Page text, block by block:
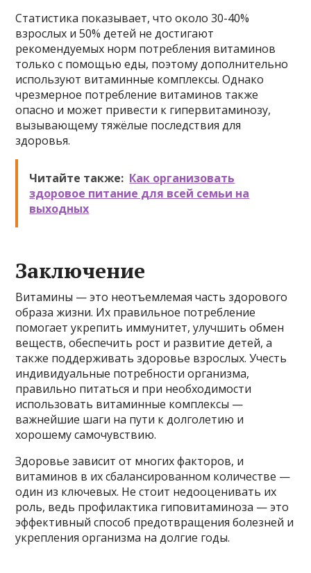
Статистика показывает, что около 30-40%
взрослых и 50% детей не достигают
рекомендуемых норм потребления витаминов
только с помощью еды, поэтому дополнительно
используют витаминные комплексы. Однако
чрезмерное потребление витаминов также
опасно и может привести к гипервитаминозу,
вызывающему тяжёлые последствия для
здоровья.
Читайте также: Как организовать
здоровое питание для всей семьи на
выходных
Заключение
Витамины — это неотъемлемая часть здорового
образа жизни. Их правильное потребление
помогает укрепить иммунитет, улучшить обмен
веществ, обеспечить рост и развитие детей, а
также поддерживать здоровье взрослых. Учесть
индивидуальные потребности организма,
правильно питаться и при необходимости
использовать витаминные комплексы —
важнейшие шаги на пути к долголетию и
хорошему самочувствию.
Здоровье зависит от многих факторов, и
витаминов в их сбалансированном количестве —
один из ключевых. Не стоит недооценивать их
роль, ведь профилактика гиповитаминоза — это
эффективный способ предотвращения болезней и
укрепления организма на долгие годы.